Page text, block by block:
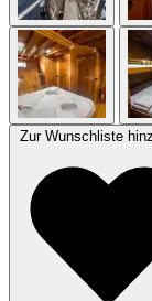
Zur Wunschliste